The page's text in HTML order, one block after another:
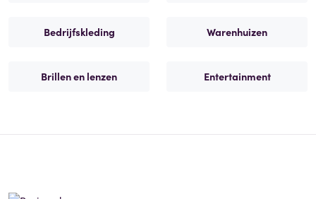
Bedrijfskleding Warenhuizen
Brillen en lenzen Entertainment